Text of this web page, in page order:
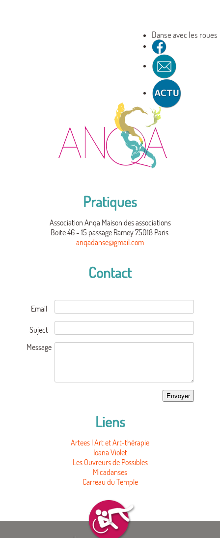
Danse avec les roues
Pratiques
Association Anqa Maison des associations
Boite 46 - 15 passage Ramey 75018 Paris.
anqadanse@gmail.com
Contact
Email
Suject
Message
Liens
Artees | Art et Art-thérapie
Ioana Violet
Les Ouvreurs de Possibles
Micadanses
Carreau du Temple